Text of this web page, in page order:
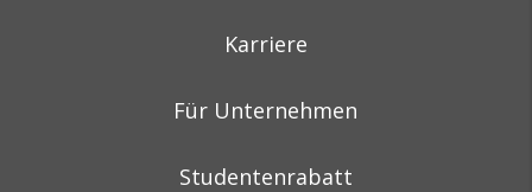
Karriere
Für Unternehmen
Studentenrabatt